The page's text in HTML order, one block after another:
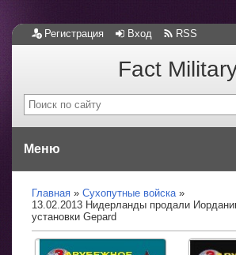
Регистрация Вход RSS
Fact
Меню
Главная
Сухопутные войска
13.02.2013 Нидерланды продали
установки Gepard